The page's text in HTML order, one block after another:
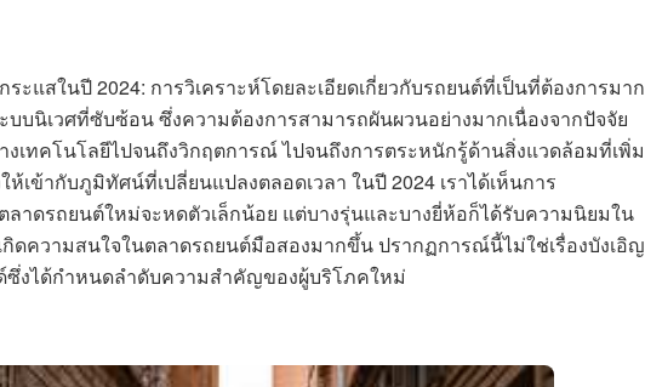
ระแสในปี 2024: การวิเคราะห์โดยละเอียดเกี่ยวกับรถยนต์ที่เป็นที่ต้องการมาก
บนิเวศที่ซับซ้อน ซึ่งความต้องการสามารถผันผวนอย่างมากเนื่องจากปัจจัย
เทคโนโลยีไปจนถึงวิกฤตการณ์ ไปจนถึงการตระหนักรู้ด้านสิ่งแวดล้อมที่เพิ่ม
เข้ากับภูมิทัศน์ที่เปลี่ยนแปลงตลอดเวลา ในปี 2024 เราได้เห็นการ
าดรถยนต์ใหม่จะหดตัวเล็กน้อย แต่บางรุ่นและบางยี่ห้อก็ได้รับความนิยมใน
ดความสนใจในตลาดรถยนต์มือสองมากขึ้น ปรากฏการณ์นี้ไม่ใช่เรื่องบังเอิญ
ซึ่งได้กำหนดลำดับความสำคัญของผู้บริโภคใหม่